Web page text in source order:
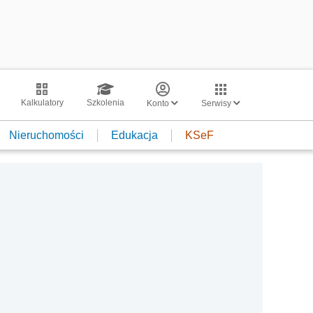
Kalkulatory Szkolenia Konto Serwisy
Nieruchomości Edukacja KSeF